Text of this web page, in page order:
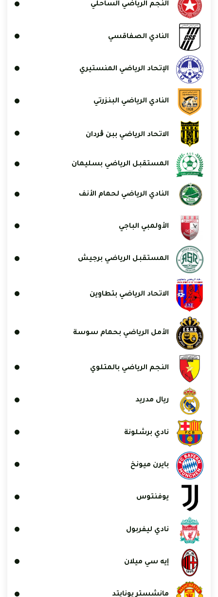
النجم الرياضي الساحلي
النادي الصفاقسي
الإتحاد الرياضي المنستيري
النادي الرياضي البنزرتي
الاتحاد الرياضي ببن ڨردان
المستقبل الرياضي بسليمان
النادي الرياضي لحمام الأنف
الأولمبي الباجي
المستقبل الرياضي برجيش
الاتحاد الرياضي بتطاوين
الأمل الرياضي بحمام سوسة
النجم الرياضي بالمتلوي
ريال مدريد
نادي برشلونة
بايرن ميونخ
يوفنتوس
نادي ليفربول
إيه سي ميلان
مانشستر يونايتد